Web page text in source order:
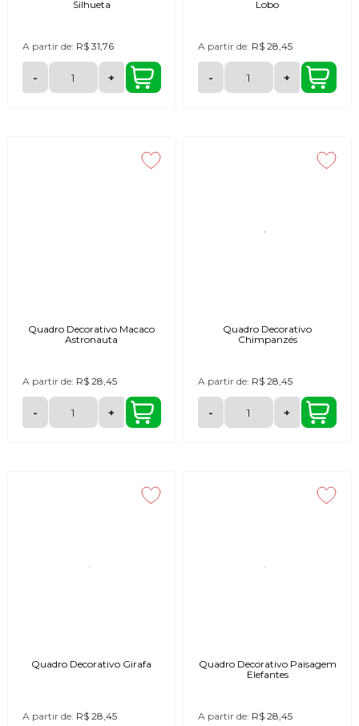
Silhueta
A partir de: R$ 31,76
- +
Lobo
A partir de: R$ 28,45
- +
Quadro Decorativo Macaco
Astronauta
A partir de: R$ 28,45
- +
Quadro Decorativo
Chimpanzés
A partir de: R$ 28,45
- +
Quadro Decorativo Girafa
A partir de: R$ 28,45
Quadro Decorativo Paisagem
Elefantes
A partir de: R$ 28,45